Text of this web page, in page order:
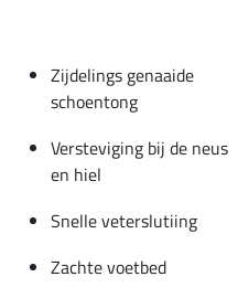
Zijdelings genaaide
schoentong
Versteviging bij de neus
en hiel
Snelle veterslutiing
Zachte voetbed